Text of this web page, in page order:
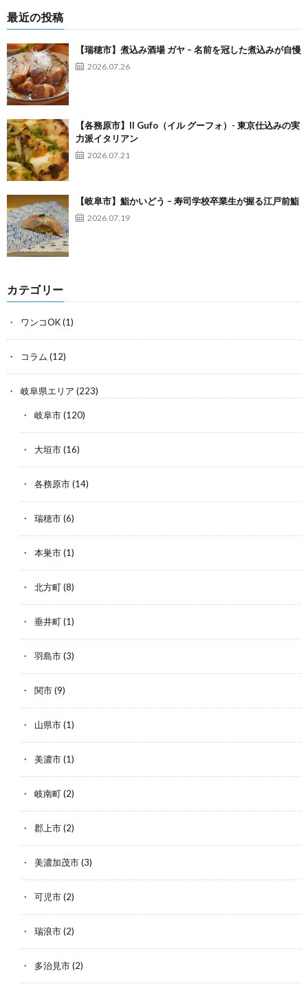
最近の投稿
【瑞穂市】煮込み酒場 ガヤ – 名前を冠した煮込みが自慢
2026.07.26
【各務原市】Il Gufo（イル グーフォ）- 東京仕込みの実
力派イタリアン
2026.07.21
【岐阜市】鮨かいどう – 寿司学校卒業生が握る江戸前鮨
2026.07.19
カテゴリー
ワンコOK(1)
コラム (12)
岐阜県エリア (223)
岐阜市(120)
大垣市(16)
各務原市(14)
瑞穂市(6)
本巣市(1)
北方町(8)
垂井町(1)
羽島市(3)
関市(9)
山県市(1)
美濃市(1)
岐南町(2)
郡上市(2)
美濃加茂市(3)
可児市(2)
瑞浪市(2)
多治見市(2)